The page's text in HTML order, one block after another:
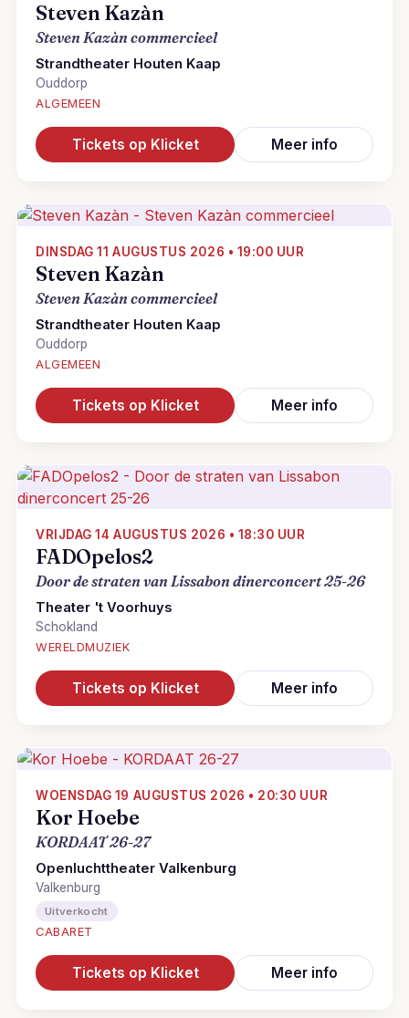
Steven Kazàn
Steven Kazàn commercieel
Strandtheater Houten Kaap
Ouddorp
ALGEMEEN
Tickets op Klicket Meer info
DINSDAG 11 AUGUSTUS 2026 • 19:00 UUR
Steven Kazàn
Steven Kazàn commercieel
Strandtheater Houten Kaap
Ouddorp
ALGEMEEN
Tickets op Klicket Meer info
VRIJDAG 14 AUGUSTUS 2026 • 18:30 UUR
FADOpelos2
Door de straten van Lissabon dinerconcert 25-26
Theater 't Voorhuys
Schokland
WERELDMUZIEK
Tickets op Klicket Meer info
WOENSDAG 19 AUGUSTUS 2026 • 20:30 UUR
Kor Hoebe
KORDAAT 26-27
Openluchttheater Valkenburg
Valkenburg
Uitverkocht
CABARET
Tickets op Klicket Meer info